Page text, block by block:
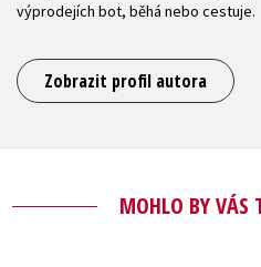
výprodejích bot, běhá nebo cestuje.
Zobrazit profil autora
MOHLO BY VÁS